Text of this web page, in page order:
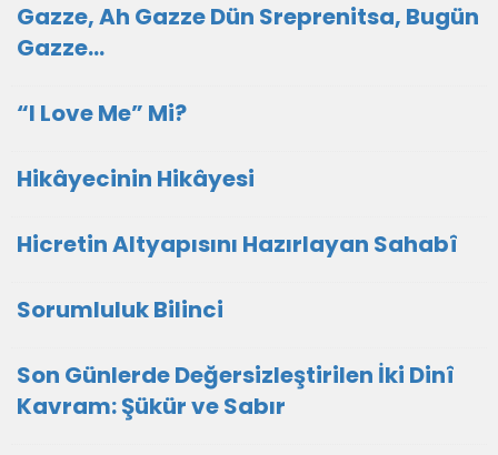
Gazze, Ah Gazze Dün Sreprenitsa, Bugün
Gazze...
“I Love Me” Mi?
Hikâyecinin Hikâyesi
Hicretin Altyapısını Hazırlayan Sahabî
Sorumluluk Bilinci
Son Günlerde Değersizleştirilen İki Dinî
Kavram: Şükür ve Sabır